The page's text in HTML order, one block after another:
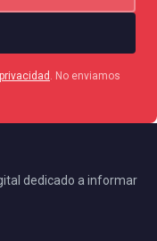
. No enviamos
dedicado a informar